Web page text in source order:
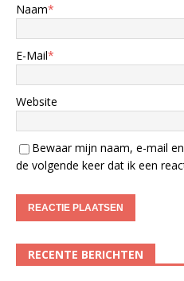
Naam*
E-Mail*
Website
Bewaar mijn naam, e-mail
de volgende keer dat ik een
RECENTE BERICHTEN